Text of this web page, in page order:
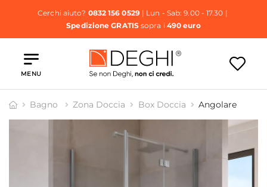
Cerchi aiuto? 0832 156 0529| Lun - Sab: 9.00 - 17.30 |
Spedizione GRATISsopra i 490 euro
MENU
Bagno Zona Doccia Box Doccia Angolare